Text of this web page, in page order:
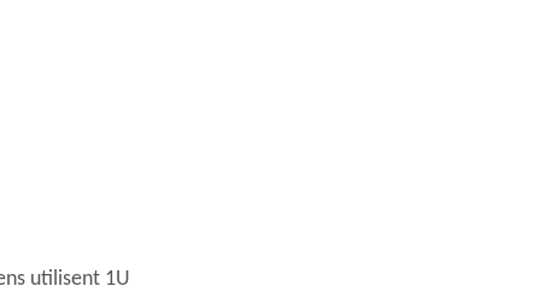
utilisent 1U